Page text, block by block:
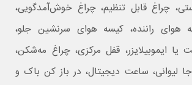
چراغ قابل تنظیم، چراغ خوش‌آمدگویی،
هوای راننده، کیسه هوای سرنشین جلو،
ایموبیلایزر، قفل مرکزی، چراغ مه‌شکن،
لیوانی، ساعت دیجیتال، در باز کن باک و